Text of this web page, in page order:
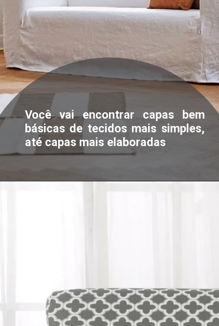
Você vai encontrar capas bem
básicas de tecidos mais simples,
até capas mais elaboradas